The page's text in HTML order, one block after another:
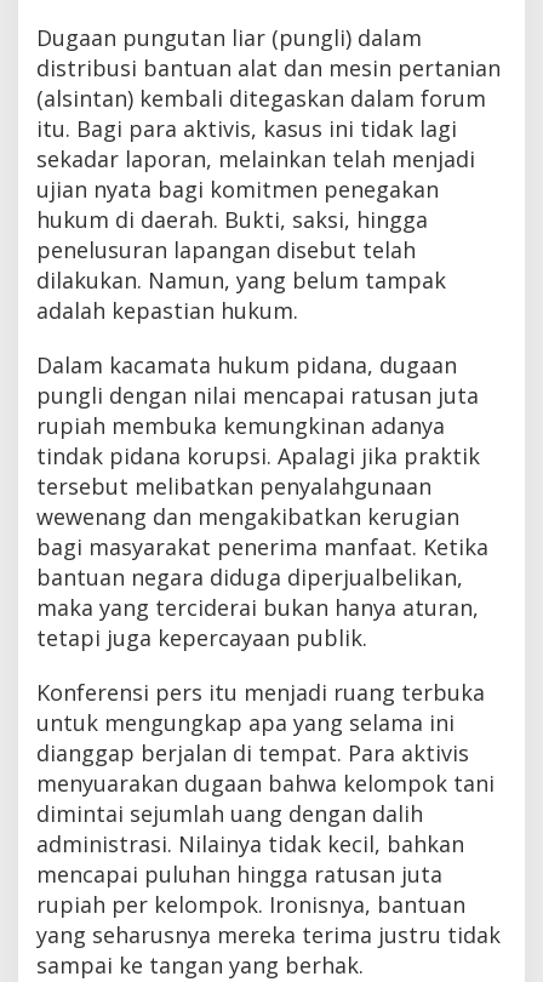
Dugaan pungutan liar (pungli) dalam
distribusi bantuan alat dan mesin pertanian
(alsintan) kembali ditegaskan dalam forum
itu. Bagi para aktivis, kasus ini tidak lagi
sekadar laporan, melainkan telah menjadi
ujian nyata bagi komitmen penegakan
hukum di daerah. Bukti, saksi, hingga
penelusuran lapangan disebut telah
dilakukan. Namun, yang belum tampak
adalah kepastian hukum.
Dalam kacamata hukum pidana, dugaan
pungli dengan nilai mencapai ratusan juta
rupiah membuka kemungkinan adanya
tindak pidana korupsi. Apalagi jika praktik
tersebut melibatkan penyalahgunaan
wewenang dan mengakibatkan kerugian
bagi masyarakat penerima manfaat. Ketika
bantuan negara diduga diperjualbelikan,
maka yang terciderai bukan hanya aturan,
tetapi juga kepercayaan publik.
Konferensi pers itu menjadi ruang terbuka
untuk mengungkap apa yang selama ini
dianggap berjalan di tempat. Para aktivis
menyuarakan dugaan bahwa kelompok tani
dimintai sejumlah uang dengan dalih
administrasi. Nilainya tidak kecil, bahkan
mencapai puluhan hingga ratusan juta
rupiah per kelompok. Ironisnya, bantuan
yang seharusnya mereka terima justru tidak
sampai ke tangan yang berhak.